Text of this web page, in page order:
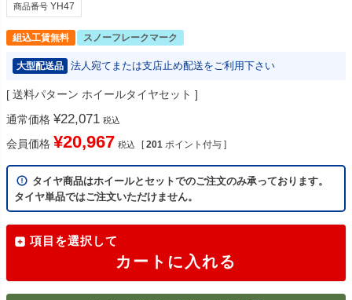
商品番号 YH47
組込工賃無料 スノーフレークマーク
大型配送品 法人宛てまたは支店止め配送をご利用下さい
送料パターン ホイールタイヤセット
通常価格 ¥22,071 税込
会員価格 ¥20,967 税込 [ 201 ポイント付与 ]
タイヤ商品はホイールとセットでのご注文のみ承っております。
タイヤ単品ではご注文いただけません。
項目を選択して
カートに入れる